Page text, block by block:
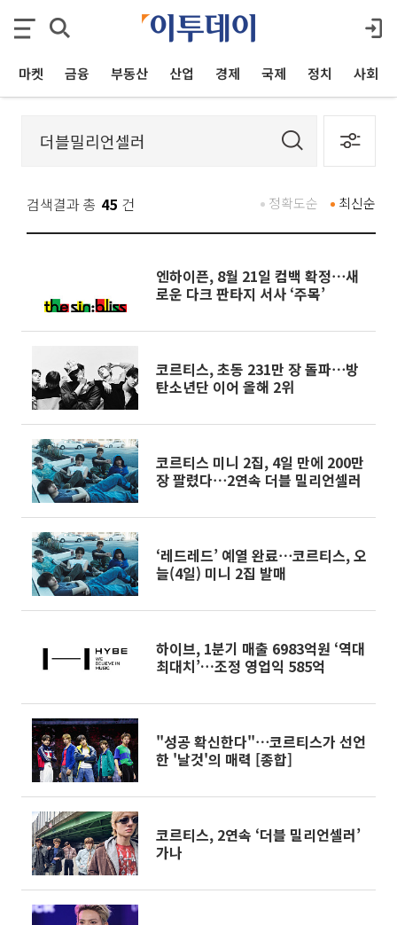
마켓 금융 부동산 산업 경제 국제 정치 사회
검색결과 총 45 건 최신순
정확도순
엔하이픈, 8월 21일 컴백 확정⋯새
로운 다크 판타지 서사 ‘주목’
코르티스, 초동 231만 장 돌파⋯방
탄소년단 이어 올해 2위
코르티스 미니 2집, 4일 만에 200만
장 팔렸다⋯2연속 더블 밀리언셀러
‘레드레드’ 예열 완료⋯코르티스, 오
늘(4일) 미니 2집 발매
하이브, 1분기 매출 6983억원 ‘역대
최대치’…조정 영업익 585억
"성공 확신한다"⋯코르티스가 선언
한 '날것'의 매력 [종합]
코르티스, 2연속 ‘더블 밀리언셀러’
가나